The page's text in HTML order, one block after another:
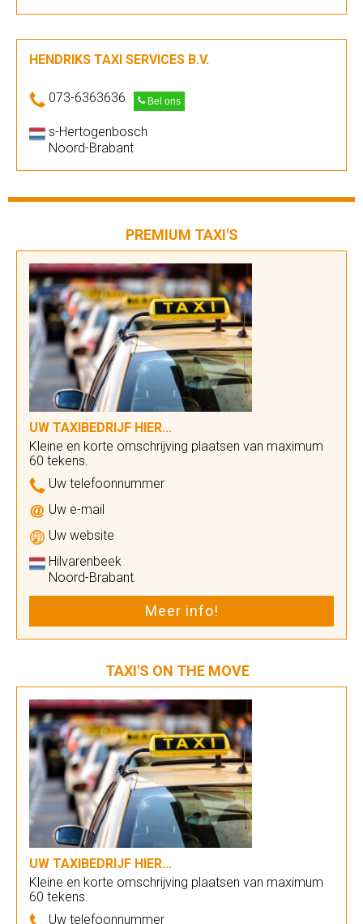
HENDRIKS TAXI SERVICES B.V.
073-6363636 Bel ons
s-Hertogenbosch
Noord-Brabant
PREMIUM TAXI'S
UW TAXIBEDRIJF HIER...
Kleine en korte omschrijving plaatsen van maximum
60 tekens.
Uw telefoonnummer
Uw e-mail
Uw website
Hilvarenbeek
Noord-Brabant
Meer info!
TAXI'S ON THE MOVE
UW TAXIBEDRIJF HIER...
Kleine en korte omschrijving plaatsen van maximum
60 tekens.
Uw telefoonnummer